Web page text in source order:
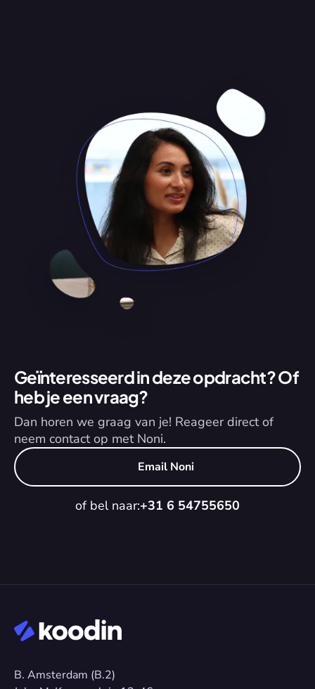
Geïnteresseerd in deze opdracht? Of
heb je een vraag?
Dan horen we graag van je! Reageer direct of
neem contact op met Noni.
Email Noni
of bel naar:+31 6 54755650
B. Amsterdam (B.2)